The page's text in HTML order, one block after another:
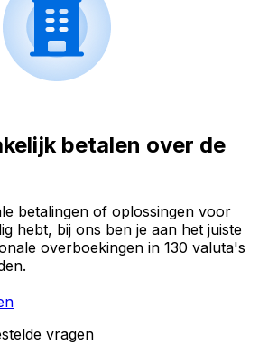
betalen over de
betalingen of oplossingen voor
hebt, bij ons ben je aan het juiste
overboekingen in 130 valuta's
vragen